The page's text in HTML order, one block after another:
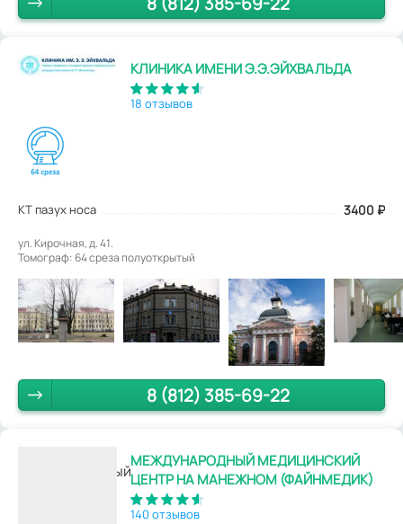
КЛИНИКА ИМЕНИ Э.Э.ЭЙХВАЛЬДА
18 отзывов
КТ пазух носа 3400 ₽
ул. Кирочная, д. 41.
Томограф: 64 среза полуоткрытый
8 (812) 385-69-22
МЕЖДУНАРОДНЫЙ МЕДИЦИНСКИЙ
ЦЕНТР НА МАНЕЖНОМ (ФАЙНМЕДИК)
140 отзывов